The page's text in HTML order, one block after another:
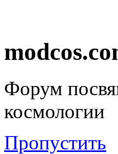
Форум
космологии
Пропустить